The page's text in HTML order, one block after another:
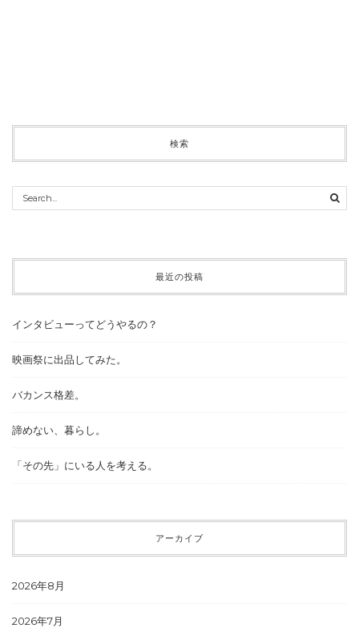
検索
最近の投稿
インタビューってどうやるの？
映画祭に出品してみた。
バカンス格差。
諦めない、暮らし。
「その先」にいる人を考える。
アーカイブ
2026年8月
2026年7月